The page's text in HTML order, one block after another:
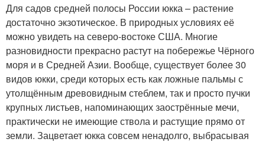
Для садов средней полосы России юкка – растение
достаточно экзотическое. В природных условиях её
можно увидеть на северо-востоке США. Многие
разновидности прекрасно растут на побережье Чёрного
моря и в Средней Азии. Вообще, существует более 30
видов юкки, среди которых есть как ложные пальмы с
утолщённым древовидным стеблем, так и просто пучки
крупных листьев, напоминающих заострённые мечи,
практически не имеющие ствола и растущие прямо от
земли. Зацветает юкка совсем ненадолго, выбрасывая